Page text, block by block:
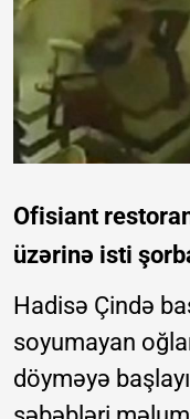
Ofisiant
üzərinə isti
Hadisə Çində
soyumayan
döyməyə